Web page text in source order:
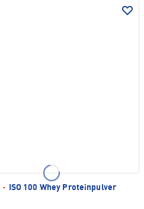
· ISO 100 Whey Proteinpulver